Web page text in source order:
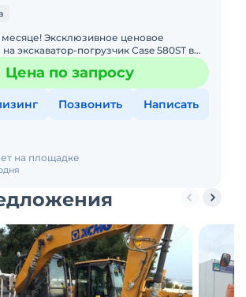
месяце! Эксклюзивное ценовое
экскаватор-погрузчик Case 580ST в
7 990 000 руб (вместо 8 512 750
Цена по запросу
Позвонить Написать
на площадке